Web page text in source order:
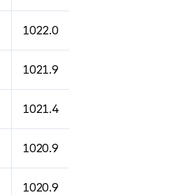
1022.0
1021.9
1021.4
1020.9
1020.9